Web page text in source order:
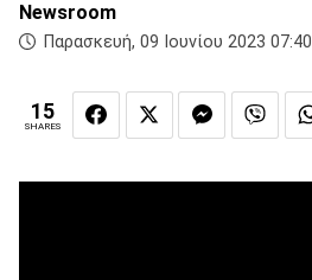
Newsroom
Παρασκευή, 09 Ιουνίου 2023 07:40
15
SHARES